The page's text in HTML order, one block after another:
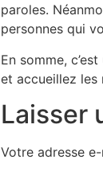
paroles.
personnes qui
En somme,
et accueillez les
Laisser
Votre adresse